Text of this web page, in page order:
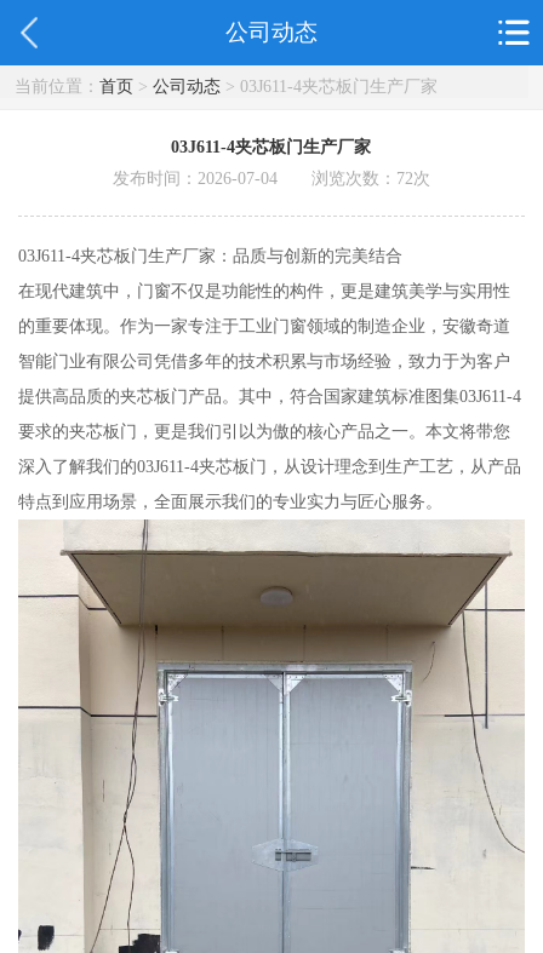
公司动态
当前位置： 首页> 公司动态> 03J611-4夹芯板门生产厂家
03J611-4夹芯板门生产厂家
发布时间：2026-07-04 浏览次数： 72次
03J611-4夹芯板门生产厂家：品质与创新的完美结合
在现代建筑中，门窗不仅是功能性的构件，更是建筑美学与实用性
的重要体现。作为一家专注于工业门窗领域的制造企业，安徽奇道
智能门业有限公司凭借多年的技术积累与市场经验，致力于为客户
提供高品质的夹芯板门产品。其中，符合国家建筑标准图集03J611-4
要求的夹芯板门，更是我们引以为傲的核心产品之一。本文将带您
深入了解我们的03J611-4夹芯板门，从设计理念到生产工艺，从产品
特点到应用场景，全面展示我们的专业实力与匠心服务。